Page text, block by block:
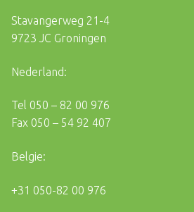
Stavangerweg 21-4
9723 JC Groningen
Nederland:
Tel 050 – 82 00 976
Fax 050 – 54 92 407
Belgie:
+31 050-82 00 976